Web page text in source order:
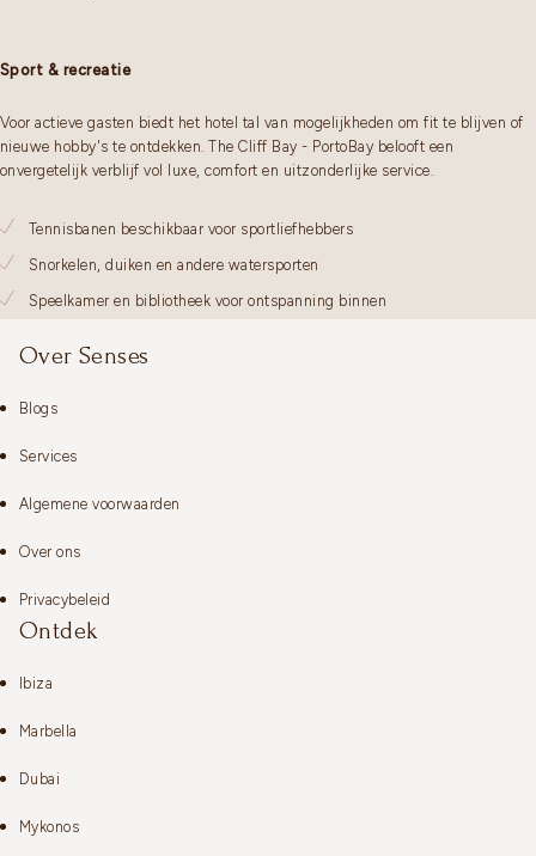
Sport & recreatie
Voor actieve gasten biedt het hotel tal van mogelijkheden om fit te blijven of
nieuwe hobby's te ontdekken. The Cliff Bay - PortoBay belooft een
onvergetelijk verblijf vol luxe, comfort en uitzonderlijke service.
Tennisbanen beschikbaar voor sportliefhebbers
Snorkelen, duiken en andere watersporten
Speelkamer en bibliotheek voor ontspanning binnen
Over Senses
Blogs
Services
Algemene voorwaarden
Over ons
Privacybeleid
Ontdek
Ibiza
Marbella
Dubai
Mykonos